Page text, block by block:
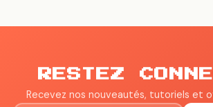
RESTEZ
Recevez nos nouveautés, tutoriels et